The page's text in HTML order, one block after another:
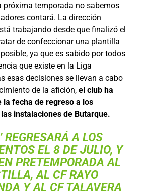
próxima temporada no sabemos
contará. La dirección
trabajando desde que finalizó el
de confeccionar una plantilla
ya que es sabido por todos
que existe en la Liga
esas decisiones se llevan a cabo
de la afición, el club ha
la fecha de regreso a los
instalaciones de Butarque.
REGRESARÁ A LOS
EL 8 DE JULIO, Y
PRETEMPORADA AL
AL CFRAYO
Y AL CF TALAVERA